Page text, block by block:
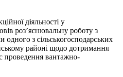
діяльності у
роз’яснювальну роботу з
одного з сільськогосподарських
районі щодо дотримання
проведення вантажно-